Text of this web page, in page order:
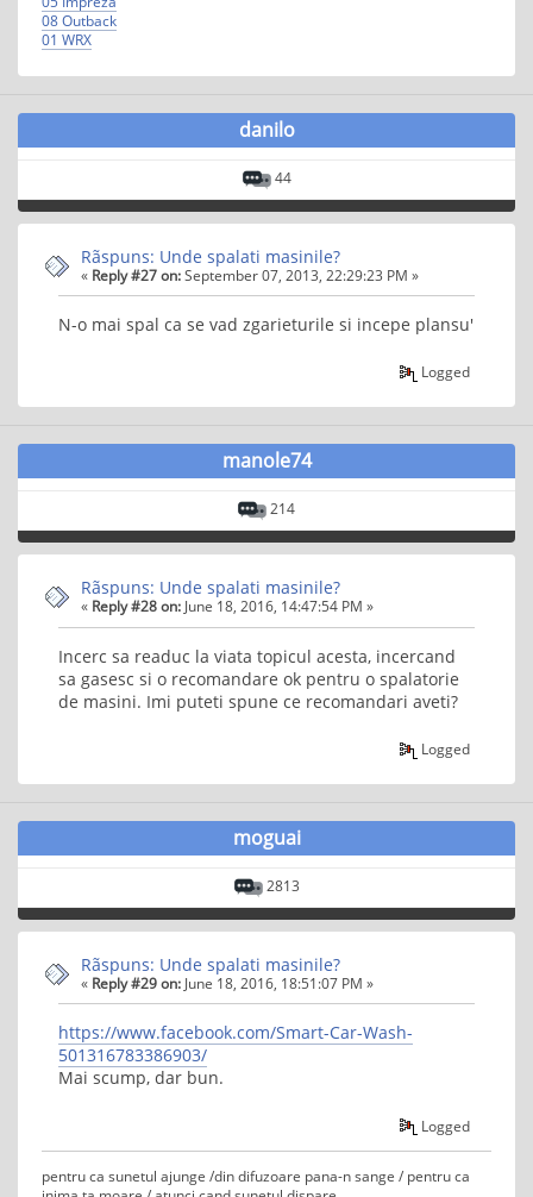
08 Outback
01 WRX
danilo
44
Rãspuns: Unde spalati masinile?
« Reply #27 on:September 07, 2013, 22:29:23 PM »
N-o mai spal ca se vad zgarieturile si incepe plansu'
Logged
manole74
214
Rãspuns: Unde spalati masinile?
« Reply #28 on: June 18, 2016, 14:47:54 PM »
Incerc sa readuc la viata topicul acesta, incercand
sa gasesc si o recomandare ok pentru o spalatorie
de masini. Imi puteti spune ce recomandari aveti?
Logged
moguai
2813
Rãspuns: Unde spalati masinile?
« Reply #29 on: June 18, 2016, 18:51:07 PM »
https://www.facebook.com/Smart-Car-Wash-
501316783386903/
Mai scump, dar bun.
Logged
pentru ca sunetul ajunge /din difuzoare pana-n sange / pentru ca